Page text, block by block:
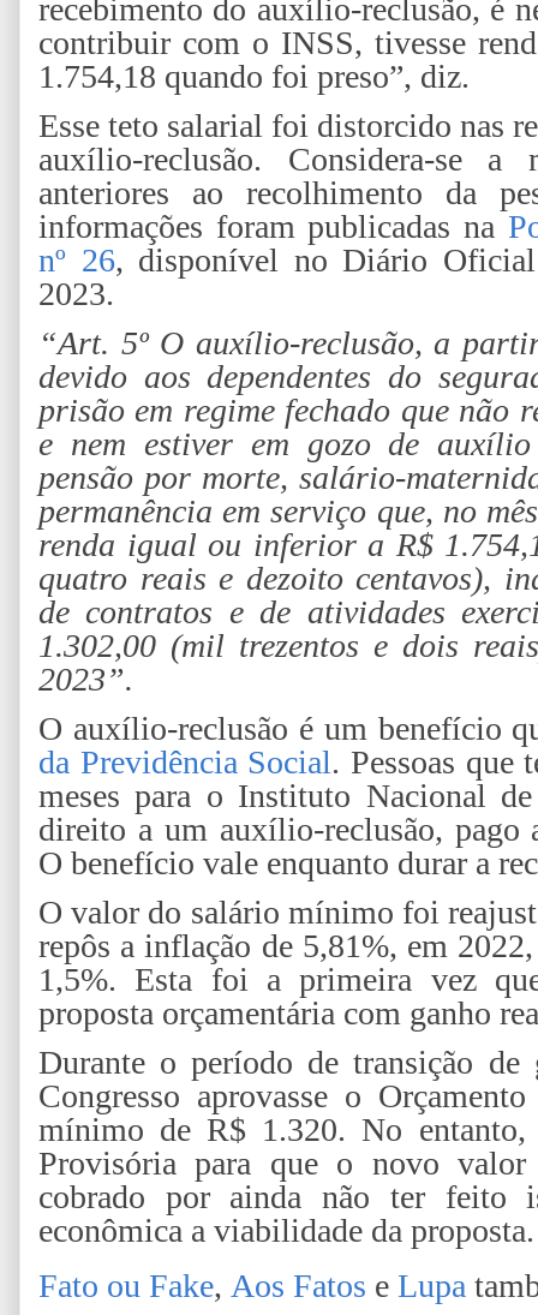
recebimento do auxílio-reclusão, é
contribuir com o INSS, tivesse
1.754,18 quando foi preso”, diz.
Esse teto salarial foi distorcido nas
auxílio-reclusão. Considera-se
anteriores ao recolhimento da
informações foram publicadas na
nº 26, disponível no Diário
2023.
“Art. 5º O auxílio-reclusão, a
devido aos dependentes do
prisão em regime fechado que não
e nem estiver em gozo de
pensão por morte, salário-
permanência em serviço que, no
renda igual ou inferior a R$
quatro reais e dezoito centavos),
de contratos e de atividades
1.302,00 (mil trezentos e dois
2023”.
O auxílio-reclusão é um benefício
da Previdência Social. Pessoas que
meses para o Instituto Nacional
direito a um auxílio-reclusão, pago
O benefício vale enquanto durar a
O valor do salário mínimo foi
repôs a inflação de 5,81%, em
1,5%. Esta foi a primeira vez
proposta orçamentária com ganho
Durante o período de transição
Congresso aprovasse o
mínimo de R$ 1.320. No
Provisória para que o novo
cobrado por ainda não ter feito
econômica a viabilidade da proposta.
Fato ou Fake, Aos Fatos e Lupa